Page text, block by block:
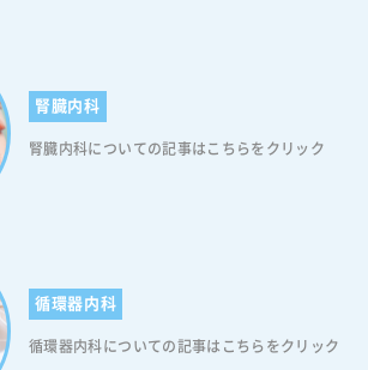
りません。しかし高血糖のままある程度の時間が
なる ・手足のしびれ、冷え、むくみ ・皮膚のか
む ・視力の低下 ・やけどの痛みを感じにくい ・
残尿感がある ・尿の臭いが気になる 低血糖に
的には、頭痛、眠気、めまい、目のかすみ、ろれ
ない動作、強い疲労感などです。さらに血糖値が
に陥るケースも考えられるため早期の対処が不可
値が低い場合は、無意識のうちに低血糖状態とな
られます。中枢神経症状が突然発症する恐れもあ
。 糖尿病による食後の眠気を解
腎臓内科
腎臓内科についての記事はこちらをクリック
循環器内科
循環器内科についての記事はこちらをクリック